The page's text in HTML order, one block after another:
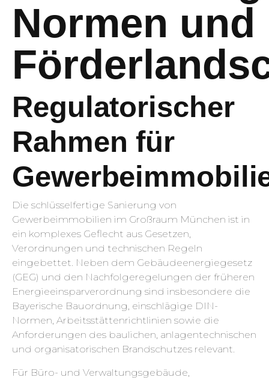
Normen und
Regulatorischer
Rahmen für
Die schlüsselfertige Sanierung von
Gewerbeimmobilien im Großraum München ist in
ein komplexes Geflecht aus Gesetzen,
Verordnungen und technischen Regeln
eingebettet. Neben dem Gebäudeenergiegesetz
(GEG) und den Nachfolgeregelungen der früheren
Energieeinsparverordnung sind insbesondere die
Bayerische Bauordnung, einschlägige DIN-
Normen, Arbeitsstättenrichtlinien sowie die
Anforderungen des baulichen, anlagentechnischen
und organisatorischen Brandschutzes relevant.
Für Büro- und Verwaltungsgebäude,